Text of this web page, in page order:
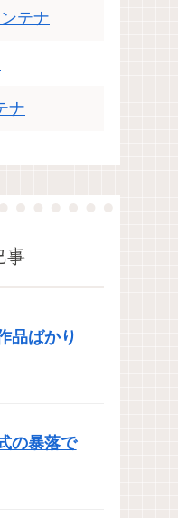
テナ
ナ
事
品ばかり
の暴落で